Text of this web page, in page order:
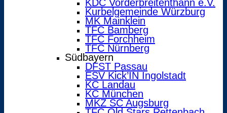
KDC Vorderbreitenthann e.V.
Kurbelgemeinde Würzburg
MK Mainklein
TFC Bamberg
TFC Forchheim
TFC Nürnberg
Südbayern
DFST Passau
ESV Kick’IN Ingolstadt
KC Landau
KC München
MKZ SC Augsburg